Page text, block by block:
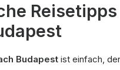
Reisetipps
Budapest ist einfach,